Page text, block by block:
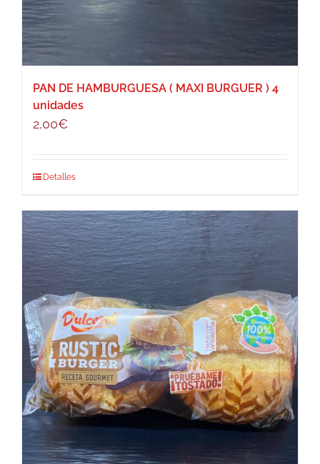
PAN DE HAMBURGUESA ( MAXI BURGUER ) 4
unidades
2,00€
Detalles